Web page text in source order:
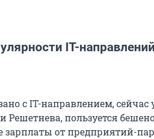
IT-направлений
с IT-направлением,
Решетнева, пользуется
зарплаты от предприятий-